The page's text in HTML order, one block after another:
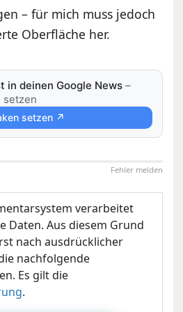
– für mich muss jedoch
Oberfläche her.
in deinen Google News –
setzen
setzen ↗
Fehler melden
verarbeitet
Daten. Aus diesem Grund
nach ausdrücklicher
nachfolgende
Es gilt die
.